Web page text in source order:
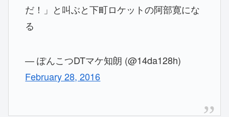
だ！」と叫ぶと下町ロケットの阿部寛にな
る
— ぽんこつDTマケ知朗 (@14da128h)
February 28, 2016